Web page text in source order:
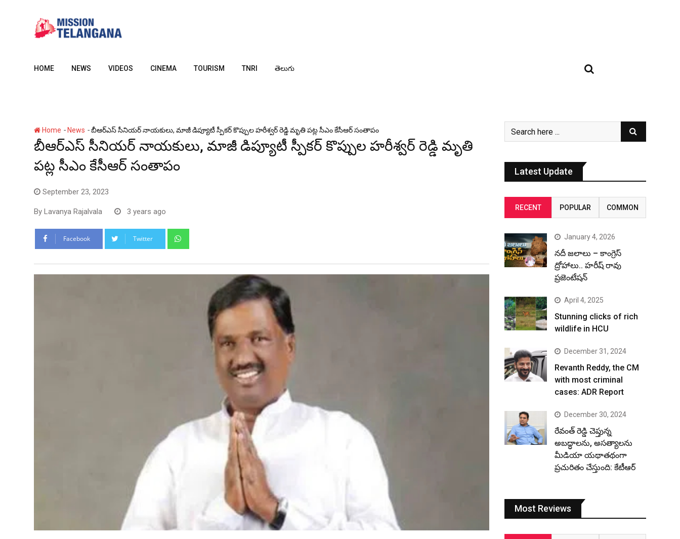
HOME NEWS VIDEOS CINEMA TOURISM TNRI తెలుగు
Home - News -బీఆర్ఎస్ సీనియర్ నాయకులు, మాజీ డిప్యూటీ స్పీకర్ కొప్పుల హరీశ్వర్ రెడ్డి మృతి పట్ల సీఎం కేసీఆర్ సంతాపం
బీఆర్ఎస్ సీనియర్ నాయకులు, మాజీ డిప్యూటీ స్పీకర్ కొప్పుల హరీశ్వర్ రెడ్డి మృతి
పట్ల సీఎం కేసీఆర్ సంతాపం
September 23, 2023
By Lavanya Rajalvala 3 years ago
Facebook Twitter
Latest Update
RECENT POPULAR COMMON
January 4, 2026
నదీ జలాలు – కాంగ్రెస్
ద్రోహాలు.. హరీష్ రావు
ప్రజెంటేషన్
April 4, 2025
Stunning clicks of rich
wildlife in HCU
December 31, 2024
Revanth Reddy, the CM
with most criminal
cases: ADR Report
December 30, 2024
రేవంత్ రెడ్డి చెప్తున్న
అబద్ధాలను, అసత్యాలను
మీడియా యథాతథంగా
ప్రచురితం చేస్తుంది: కేటీఆర్
Most Reviews